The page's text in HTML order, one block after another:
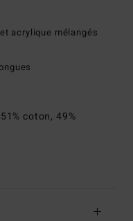
acrylique mélangés
coton, 49%